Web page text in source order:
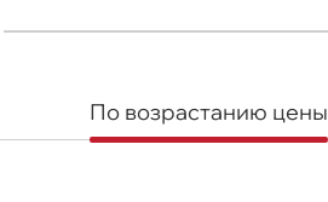
По возрастанию цены